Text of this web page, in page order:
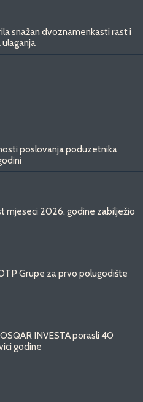
snažan dvoznamenkasti rast i
poslovanja poduzetnika
mjeseci 2026. godine zabilježio
Grupe za prvo polugodište
INVESTA porasli 40
godine